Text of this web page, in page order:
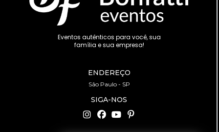
Eventos autênticos para você, sua
família e sua empresa!
ENDEREÇO
São Paulo - SP
SIGA-NOS